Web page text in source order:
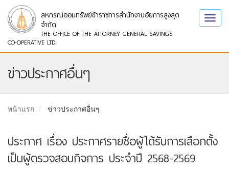
สหกรณ์ออมทรัพย์ข้าราชการสำนักงานอัยการสูงสุด
จำกัด
THE OFFICE OF THE ATTORNEY GENERAL SAVINGS
CO-OPERATIVE LTD.
ข่าวประกาศอื่นๆ
หน้าแรก ข่าวประกาศอื่นๆ
ประกาศ เรื่อง ประกาศรายชื่อผู้ได้รับการเลือกตั้ง
เป็นผู้ตรวจสอบกิจการ ประจำปี 2568-2569